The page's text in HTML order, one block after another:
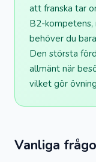
att franska tar
B2-
behöver du
Den största
allmänt när
vilket gör
Vanliga